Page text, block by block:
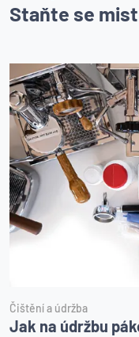
Staňte se
Čištění a údržba
Jak na údržbu